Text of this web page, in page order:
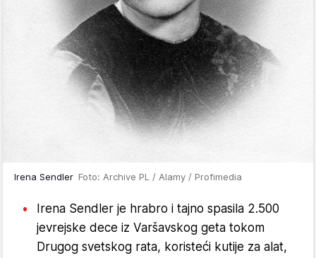
Irena Sendler Foto: Archive PL / Alamy / Profimedia
Irena Sendler je hrabro i tajno spasila 2.500
jevrejske dece iz Varšavskog geta tokom
Drugog svetskog rata, koristeći kutije za alat,